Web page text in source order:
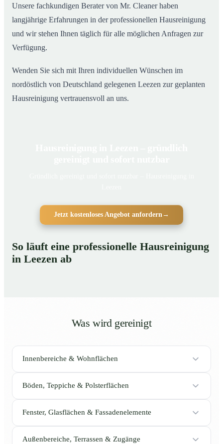
Unsere fachkundigen Berater von Mr. Cleaner haben
langjährige Erfahrungen in der professionellen Hausreinigung
und wir stehen Ihnen täglich für alle möglichen Anfragen zur
Verfügung.
Wenden Sie sich mit Ihren individuellen Wünschen im
nordöstlich von Deutschland gelegenen Leezen zur geplanten
Hausreinigung vertrauensvoll an uns.
Jetzt kostenloses Angebot anfordern →
So läuft eine professionelle Hausreinigung
in Leezen ab
Was wird gereinigt
Innenbereiche & Wohnflächen
Böden, Teppiche & Polsterflächen
Fenster, Glasflächen & Fassadenelemente
Außenbereiche, Terrassen & Zugänge